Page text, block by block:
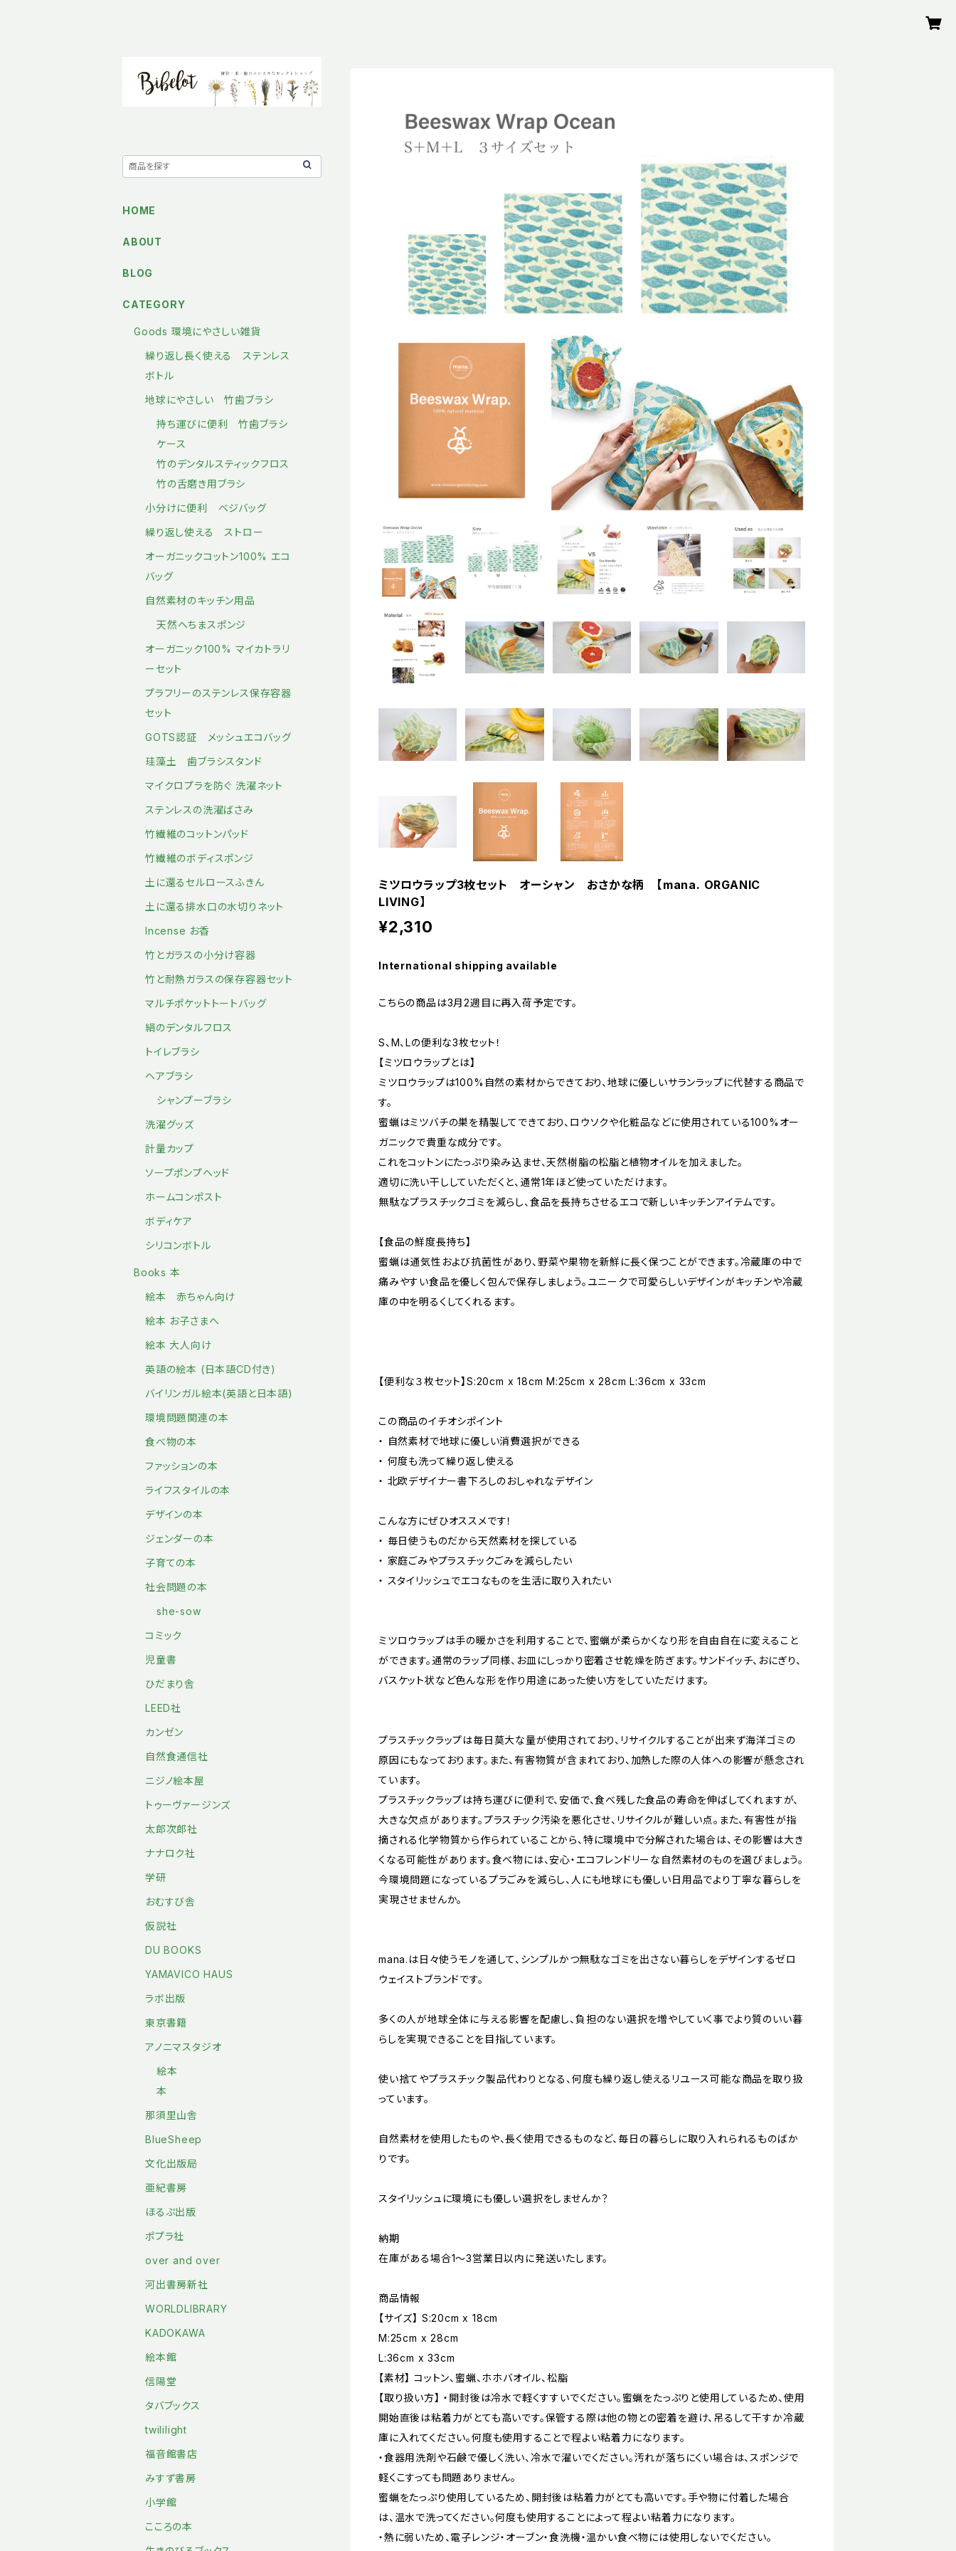
ミツロウラップ3枚セット オーシャン おさかな柄 【mana. ORGANIC
LIVING】
¥2,310
International shipping available
こちらの商品は3月2週目に再入荷予定です。
S、M、Lの便利な3枚セット！
【ミツロウラップとは】
ミツロウラップは100%自然の素材からできており、地球に優しいサランラップに代替する商品で
す。
蜜蝋はミツバチの巣を精製してできており、ロウソクや化粧品などに使用されている100%オー
ガニックで貴重な成分です。
これをコットンにたっぷり染み込ませ、天然樹脂の松脂と植物オイルを加えました。
適切に洗い干ししていただくと、通常1年ほど使っていただけます。
無駄なプラスチックゴミを減らし、食品を長持ちさせるエコで新しいキッチンアイテムです。
【食品の鮮度長持ち】
蜜蝋は通気性および抗菌性があり、野菜や果物を新鮮に長く保つことができます。冷蔵庫の中で
痛みやすい食品を優しく包んで保存しましょう。ユニークで可愛らしいデザインがキッチンや冷蔵
庫の中を明るくしてくれるます。
【便利な３枚セット】S:20cm x 18cm M:25cm x 28cm L:36cm x 33cm
この商品のイチオシポイント
・ 自然素材で地球に優しい消費選択ができる
・ 何度も洗って繰り返し使える
・ 北欧デザイナー書下ろしのおしゃれなデザイン
こんな方にぜひオススメです！
・ 毎日使うものだから天然素材を探している
・ 家庭ごみやプラスチックごみを減らしたい
・ スタイリッシュでエコなものを生活に取り入れたい
ミツロウラップは手の暖かさを利用することで、蜜蝋が柔らかくなり形を自由自在に変えること
ができます。通常のラップ同様、お皿にしっかり密着させ乾燥を防ぎます。サンドイッチ、おにぎり、
バスケット状など色んな形を作り用途にあった使い方をしていただけます。
プラスチックラップは毎日莫大な量が使用されており、リサイクルすることが出来ず海洋ゴミの
原因にもなっております。また、有害物質が含まれており、加熱した際の人体への影響が懸念され
ています。
プラスチックラップは持ち運びに便利で、安価で、食べ残した食品の寿命を伸ばしてくれますが、
大きな欠点があります。プラスチック汚染を悪化させ、リサイクルが難しい点。また、有害性が指
摘される化学物質から作られていることから、特に環境中で分解された場合は、その影響は大き
くなる可能性があります。食べ物には、安心・エコフレンドリーな自然素材のものを選びましょう。
今環境問題になっているプラごみを減らし、人にも地球にも優しい日用品でより丁寧な暮らしを
実現させませんか。
mana.は日々使うモノを通して、シンプルかつ無駄なゴミを出さない暮らしをデザインするゼロ
ウェイストブランドです。
多くの人が地球全体に与える影響を配慮し、負担のない選択を増やしていく事でより質のいい暮
らしを実現できることを目指しています。
使い捨てやプラスチック製品代わりとなる、何度も繰り返し使えるリユース可能な商品を取り扱
っています。
自然素材を使用したものや、長く使用できるものなど、毎日の暮らしに取り入れられるものばか
りです。
スタイリッシュに環境にも優しい選択をしませんか？
納期
在庫がある場合1〜3営業日以内に発送いたします。
商品情報
【サイズ】 S:20cm x 18cm
M:25cm x 28cm
L:36cm x 33cm
【素材】 コットン、蜜蝋、ホホバオイル、松脂
【取り扱い方】 ・開封後は冷水で軽くすすいでください。蜜蝋をたっぷりと使用しているため、使用
開始直後は粘着力がとても高いです。保管する際は他の物との密着を避け、吊るして干すか冷蔵
庫に入れてください。何度も使用することで程よい粘着力になります。
・食器用洗剤や石鹸で優しく洗い、冷水で濯いでください。汚れが落ちにくい場合は、スポンジで
軽くこすっても問題ありません。
蜜蝋をたっぷり使用しているため、開封後は粘着力がとても高いです。手や物に付着した場合
は、温水で洗ってください。何度も使用することによって程よい粘着力になります。
・熱に弱いため、電子レンジ・オーブン・食洗機・温かい食べ物には使用しないでください。
HOME
ABOUT
BLOG
CATEGORY
Goods 環境にやさしい雑貨
繰り返し長く使える ステンレス
ボトル
地球にやさしい 竹歯ブラシ
持ち運びに便利 竹歯ブラシ
ケース
竹のデンタルスティックフロス
竹の舌磨き用ブラシ
小分けに便利 ベジバッグ
繰り返し使える ストロー
オーガニックコットン100% エコ
バッグ
自然素材のキッチン用品
天然へちまスポンジ
オーガニック100% マイカトラリ
ーセット
プラフリーのステンレス保存容器
セット
GOTS認証 メッシュエコバッグ
珪藻土 歯ブラシスタンド
マイクロプラを防ぐ 洗濯ネット
ステンレスの洗濯ばさみ
竹繊維のコットンパッド
竹繊維のボディスポンジ
土に還るセルロースふきん
土に還る排水口の水切りネット
Incense お香
竹とガラスの小分け容器
竹と耐熱ガラスの保存容器セット
マルチポケットトートバッグ
絹のデンタルフロス
トイレブラシ
ヘアブラシ
シャンプーブラシ
洗濯グッズ
計量カップ
ソープポンプヘッド
ホームコンポスト
ボディケア
シリコンボトル
Books 本
絵本 赤ちゃん向け
絵本 お子さまへ
絵本 大人向け
英語の絵本 (日本語CD付き)
バイリンガル絵本(英語と日本語)
環境問題関連の本
食べ物の本
ファッションの本
ライフスタイルの本
デザインの本
ジェンダーの本
子育ての本
社会問題の本
she-sow
コミック
児童書
ひだまり舎
LEED社
カンゼン
自然食通信社
ニジノ絵本屋
トゥーヴァージンズ
太郎次郎社
ナナロク社
学研
おむすび舎
仮説社
DU BOOKS
YAMAVICO HAUS
ラボ出版
東京書籍
アノニマスタジオ
絵本
本
那須里山舎
BlueSheep
文化出版局
亜紀書房
ほるぷ出版
ポプラ社
over and over
河出書房新社
WORLDLIBRARY
KADOKAWA
絵本館
信陽堂
タバブックス
twililight
福音館書店
みすず書房
小学館
こころの本